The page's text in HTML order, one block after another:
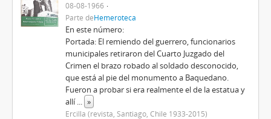
08-08-1966
Parte deHemeroteca
En este número:
Portada: El remiendo del guerrero, funcionarios
municipales retiraron del Cuarto Juzgado del
Crimen el brazo robado al soldado desconocido,
que está al pie del monumento a Baquedano.
Fueron a probar si era realmente el de la estatua y
allí... »
Ercilla (revista, Santiago, Chile 1933-2015)